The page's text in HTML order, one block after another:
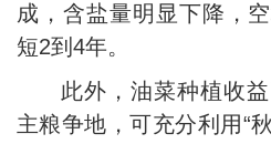
成，含盐量明显下降，
短2到4年。
此外，油菜种植收
主粮争地，可充分利用“